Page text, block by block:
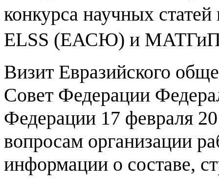
конкурса научных
ELSS (ЕАСЮ) и
Визит Евразийского
Совет Федерации
Федерации 17 февраля
вопросам организации
информации о составе,